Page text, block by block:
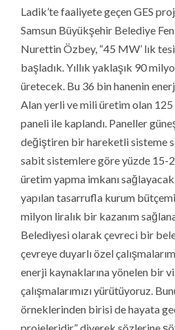
Ladik’te faaliyete geçen GES
Samsun Büyükşehir Belediye
Nurettin Özbey, “45 MW’ lık
başladık. Yıllık yaklaşık 90
üretecek. Bu 36 bin hanenin
Alan yerli ve mili üretim olan
paneli ile kaplandı. Paneller
değiştiren bir hareketli sisteme
sabit sistemlere göre yüzde 15-
üretim yapma imkanı
yapılan tasarrufla kurum
milyon liralık bir kazanım
Belediyesi olarak çevreci bir
çevreye duyarlı özel
enerji kaynaklarına yönelen bir
çalışmalarımızı yürütüyoruz.
örneklerinden birisi de hayata